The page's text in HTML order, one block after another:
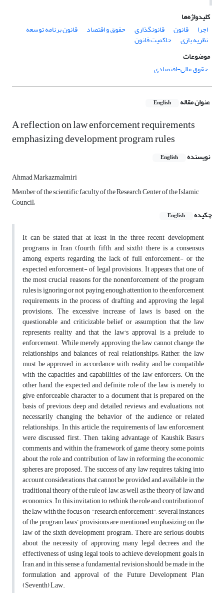
کلیدواژه‌ها
اجرا
قانون قانونگذاری حقوق و اقتصاد قانون برنامه توسعه
نظریه بازی
حاکمیت قانون
موضوعات
حقوق مالی-اقتصادی
عنوان مقاله English
A reflection on law enforcement requirements
emphasizing development program rules
نویسنده English
Ahmad Markazmalmiri
Member of the scientific faculty of the Research Center of the Islamic
Council;
چکیده
English
It can be stated that at least in the three recent development
programs in Iran (fourth, fifth, and sixth), there is a consensus
among experts regarding the lack of full enforcement- or the
expected enforcement- of legal provisions. It appears that one of
the most crucial reasons for the nonenforcement of the program
rules is ignoring or not paying enough attention to the enforcement
requirements in the process of drafting and approving the legal
provisions. The excessive increase of laws is based on the
questionable and criticizable belief or assumption that the law
represents reality and that the law's approval is a prelude to
enforcement. While merely approving the law cannot change the
relationships and balances of real relationships; Rather, the law
must be approved in accordance with reality and be compatible
with the capacities and capabilities of the law enforcers. On the
other hand, the expected and definite role of the law is merely to
give enforceable character to a document that is prepared on the
basis of previous deep and detailed reviews and evaluations, not
necessarily changing the behavior of the audience or related
relationships. In this article, the requirements of law enforcement
were discussed first. Then, taking advantage of Kaushik Basu's
comments and within the framework of game theory, some points
about the role and contribution of law in reforming the economic
spheres are proposed. The success of any law requires taking into
account considerations that cannot be provided and available in the
traditional theory of the rule of law, as well as the theory of law and
economics. In this invitation to rethink the role and contribution of
the law with the focus on "research enforcement", several instances
of the program laws’ provisions are mentioned, emphasizing on the
law of the sixth development program. There are serious doubts
about the necessity of approving many legal decrees and the
effectiveness of using legal tools to achieve development goals in
Iran, and in this sense, a fundamental revision should be made in the
formulation and approval of the Future Development Plan
(Seventh) Law.